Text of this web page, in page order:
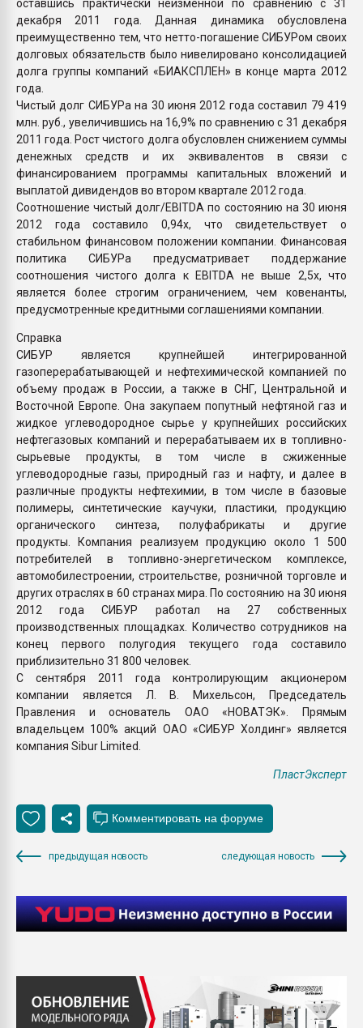
оставшись практически неизменной по сравнению с 31
декабря 2011 года. Данная динамика обусловлена
преимущественно тем, что нетто-погашение СИБУРом своих
долговых обязательств было нивелировано консолидацией
долга группы компаний «БИАКСПЛЕН» в конце марта 2012
года.
Чистый долг СИБУРа на 30 июня 2012 года составил 79 419
млн. руб., увеличившись на 16,9% по сравнению с 31 декабря
2011 года. Рост чистого долга обусловлен снижением суммы
денежных средств и их эквивалентов в связи с
финансированием программы капитальных вложений и
выплатой дивидендов во втором квартале 2012 года.
Соотношение чистый долг/EBITDA по состоянию на 30 июня
2012 года составило 0,94х, что свидетельствует о
стабильном финансовом положении компании. Финансовая
политика СИБУРа предусматривает поддержание
соотношения чистого долга к EBITDA не выше 2,5x, что
является более строгим ограничением, чем ковенанты,
предусмотренные кредитными соглашениями компании.
Справка
СИБУР является крупнейшей интегрированной
газоперерабатывающей и нефтехимической компанией по
объему продаж в России, а также в СНГ, Центральной и
Восточной Европе. Она закупаем попутный нефтяной газ и
жидкое углеводородное сырье у крупнейших российских
нефтегазовых компаний и перерабатываем их в топливно-
сырьевые продукты, в том числе в сжиженные
углеводородные газы, природный газ и нафту, и далее в
различные продукты нефтехимии, в том числе в базовые
полимеры, синтетические каучуки, пластики, продукцию
органического синтеза, полуфабрикаты и другие
продукты. Компания реализуем продукцию около 1 500
потребителей в топливно-энергетическом комплексе,
автомобилестроении, строительстве, розничной торговле и
других отраслях в 60 странах мира. По состоянию на 30 июня
2012 года СИБУР работал на 27 собственных
производственных площадках. Количество сотрудников на
конец первого полугодия текущего года составило
приблизительно 31 800 человек.
С сентября 2011 года контролирующим акционером
компании является Л. В. Михельсон, Председатель
Правления и основатель ОАО «НОВАТЭК». Прямым
владельцем 100% акций ОАО «СИБУР Холдинг» является
компания Sibur Limited.
ПластЭксперт
предыдущая новость следующая новость